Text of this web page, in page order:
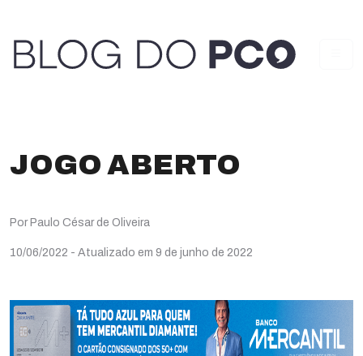
JOGO ABERTO
Por Paulo César de Oliveira
10/06/2022 - Atualizado em 9 de junho de 2022